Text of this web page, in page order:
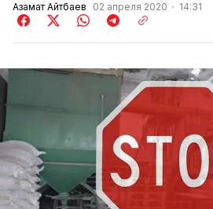
Азамат Айтбаев 02 апреля 2020 14:31